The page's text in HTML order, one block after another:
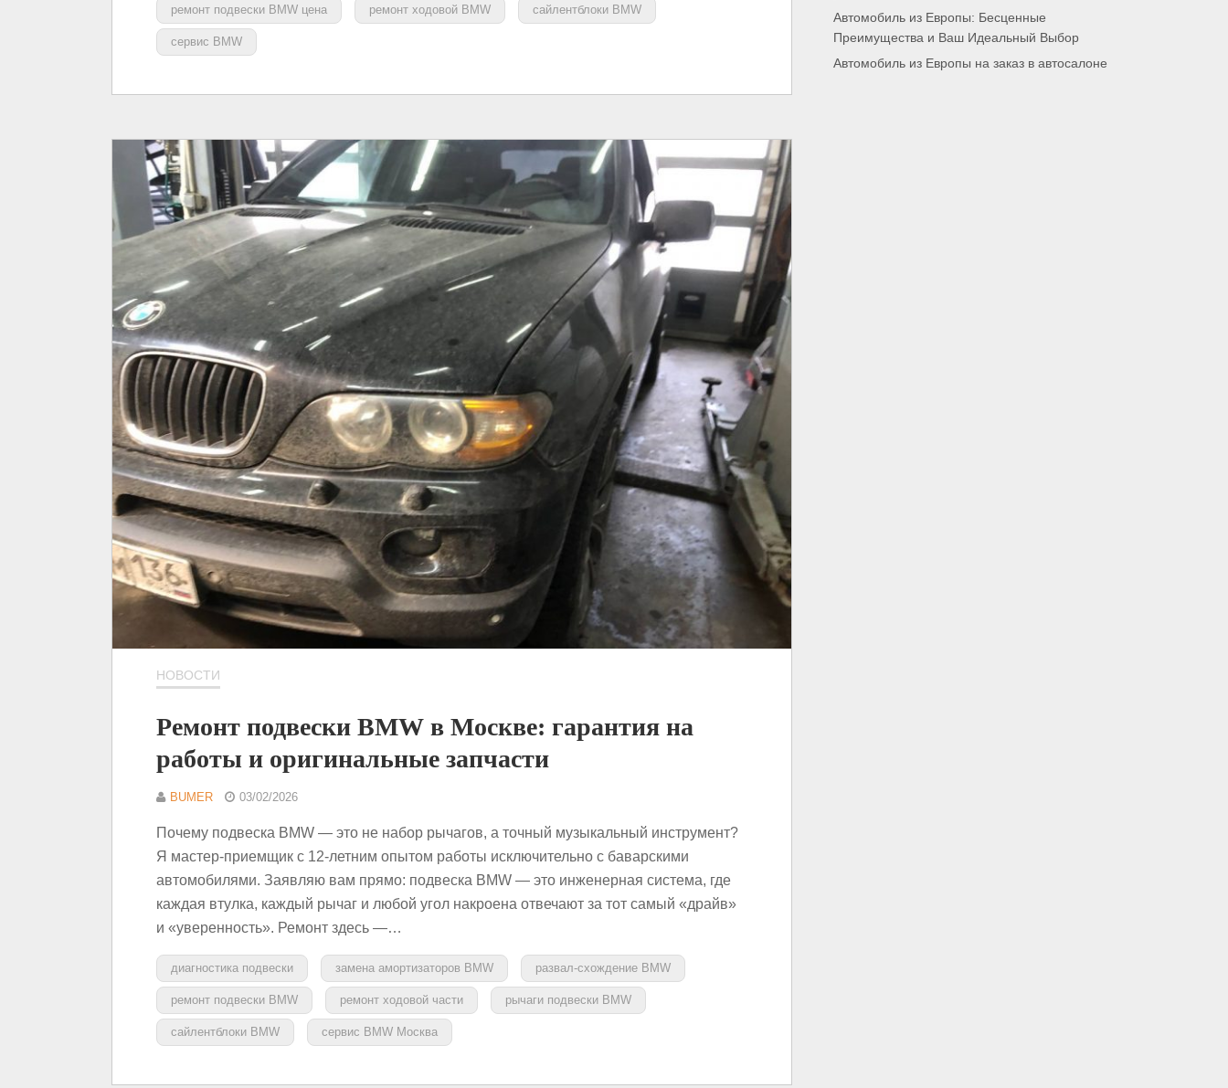
ремонт подвески BMW цена ремонт ходовой BMW сайлентблоки BMW
сервис BMW
НОВОСТИ
Ремонт подвески BMW в Москве: гарантия на
работы и оригинальные запчасти
BUMER 03/02/2026
Почему подвеска BMW — это не набор рычагов, а точный музыкальный инструмент?
Я мастер-приемщик с 12-летним опытом работы исключительно с баварскими
автомобилями. Заявляю вам прямо: подвеска BMW — это инженерная система, где
каждая втулка, каждый рычаг и любой угол накроена отвечают за тот самый «драйв»
и «уверенность». Ремонт здесь —…
диагностика подвески замена амортизаторов BMW развал-схождение BMW
ремонт подвески BMW ремонт ходовой части рычаги подвески BMW
сайлентблоки BMW сервис BMW Москва
Автомобиль из Европы: Бесценные
Преимущества и Ваш Идеальный Выбор
Автомобиль из Европы на заказ в автосалоне